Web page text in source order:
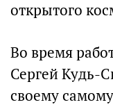
открытого
Во время
Сергей Кудь-
своему